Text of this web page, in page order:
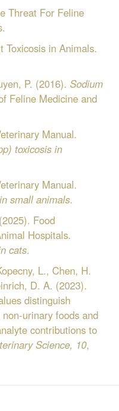
Threat For Feline
Toxicosis in Animals.
P. (2016). Sodium
Feline Medicine and
Manual.
toxicosis in
Manual.
small animals.
Food
Hospitals.
cats.
L., Chen, H.
D. A. (2023).
distinguish
urinary foods and
contributions to
Science, 10,